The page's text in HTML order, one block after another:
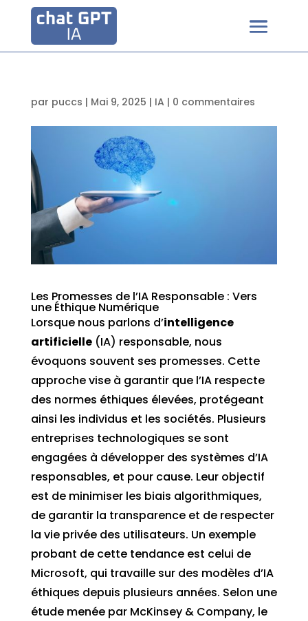
par puccs | Mai 9, 2025 | IA | 0 commentaires
Les Promesses de l’IA Responsable : Vers
une Éthique Numérique
Lorsque nous parlons d’intelligence
artificielle(IA) responsable, nous
évoquons souvent ses promesses. Cette
approche vise à garantir que l’IA respecte
des normes éthiques élevées, protégeant
ainsi les individus et les sociétés. Plusieurs
entreprises technologiques se sont
engagées à développer des systèmes d’IA
responsables, et pour cause. Leur objectif
est de minimiser les biais algorithmiques,
de garantir la transparence et de respecter
la vie privée des utilisateurs. Un exemple
probant de cette tendance est celui de
Microsoft, qui travaille sur des modèles d’IA
éthiques depuis plusieurs années. Selon une
étude menée par McKinsey & Company, le